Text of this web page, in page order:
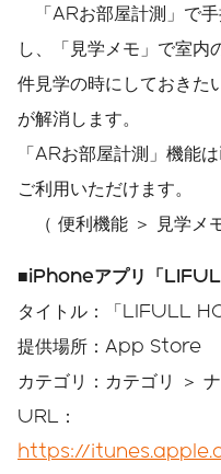
「ARお部屋計測」で手
し、「見学メモ」で室内
件見学の時にしておきた
が解消します。
「ARお部屋計測」機能
ご利用いただけます。
（ 便利機能 ＞ 見学メ
■iPhoneアプリ「
タイトル：「LIFULL
提供場所：App Store
カテゴリ：カテゴリ ＞
URL：
https://